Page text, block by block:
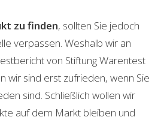
zu finden, sollten Sie jedoch
verpassen. Weshalb wir an
von Stiftung Warentest
wir sind erst zufrieden, wenn Sie
sind. Schließlich wollen wir
auf dem Markt bleiben und